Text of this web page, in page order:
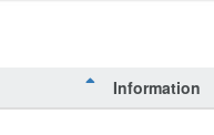
Information